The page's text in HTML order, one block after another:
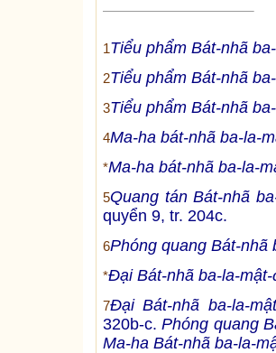
1Tiểu phẩm Bát-nhã
2Tiểu phẩm Bát-nhã
3Tiểu phẩm Bát-nhã
4Ma-ha bát-nhã ba-la-
*Ma-ha bát-nhã ba-la-
5Quang tán Bát-nhã
quyển 9, tr. 204c.
6Phóng quang Bát-nhã
*Đại Bát-nhã ba-la-
7Đại Bát-nhã ba-la-
320b-c.Phóng quang
Ma-ha Bát-nhã ba-la-